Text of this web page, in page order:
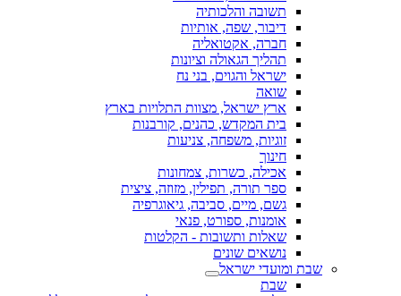
תשובה והלכותיה
דיבור, שפה, אותיות
חברה, אקטואליה
תהליך הגאולה וציונות
ישראל והגוים, בני נח
שואה
ארץ ישראל, מצוות התלויות בארץ
בית המקדש, כהנים, קורבנות
זוגיות, משפחה, צניעות
חינוך
אכילה, כשרות, צמחונות
ספר תורה, תפילין, מזוזה, ציצית
גשם, מיים, סביבה, גיאוגרפיה
אומנות, ספורט, פנאי
שאלות ותשובות - הקלטות
נושאים שונים
שבת ומועדי ישראל
שבת